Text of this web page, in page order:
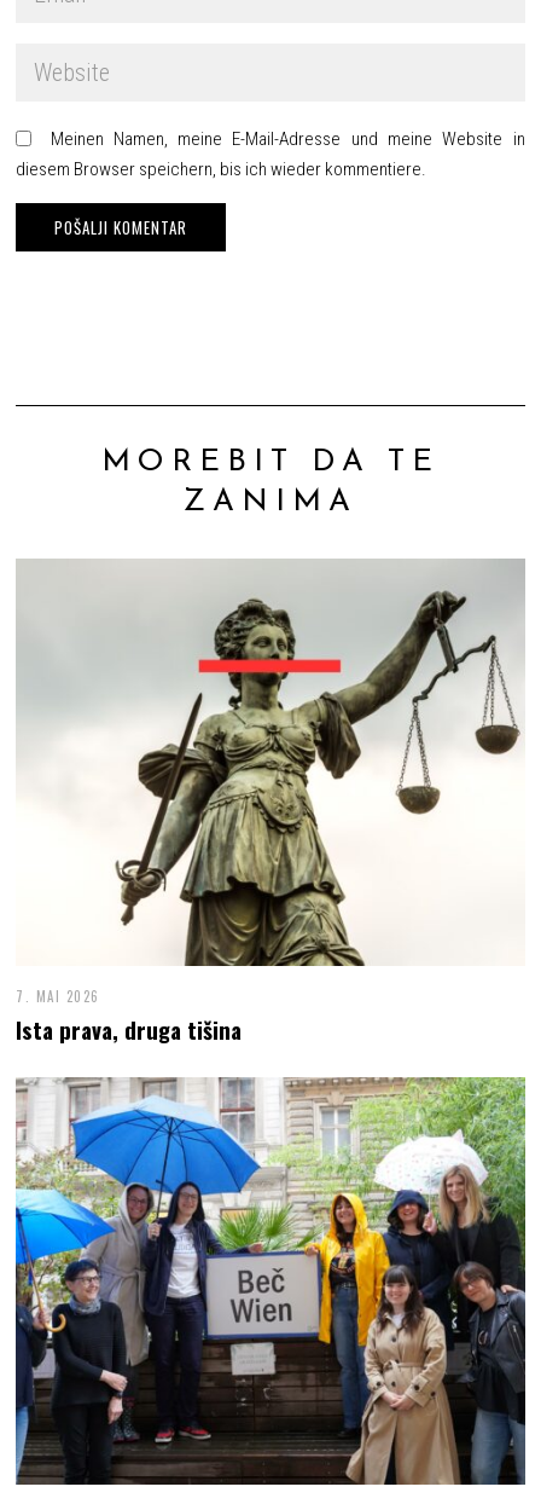
Meinen Namen, meine E-Mail-Adresse und meine Website in
diesem Browser speichern, bis ich wieder kommentiere.
MOREBIT DA TE
ZANIMA
7. MAI 2026
Ista prava, druga tišina